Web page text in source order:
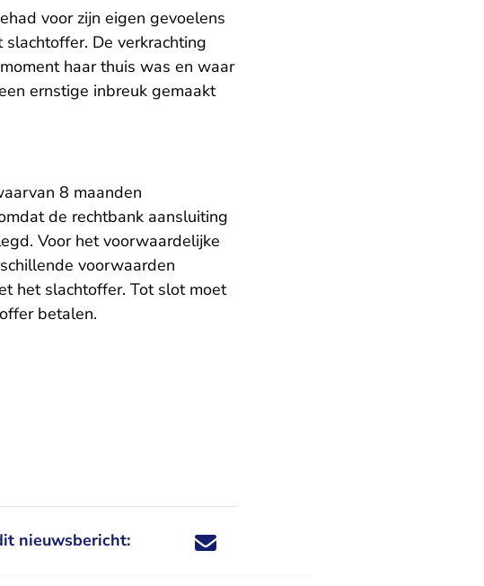
voor zijn eigen gevoelens
De verkrachting
haar thuis was en waar
ernstige inbreuk gemaakt
8 maanden
de rechtbank aansluiting
Voor het voorwaardelijke
voorwaarden
het slachtoffer. Tot slot moet
betalen.
nieuwsbericht: Deel dit nieuwsbericht via X - U verlaat
Deel dit nieuwsbericht via Facebook - U
Deel dit nieuwsbericht via e-mail
Deel dit nieuwsbericht via LinkedIn - U